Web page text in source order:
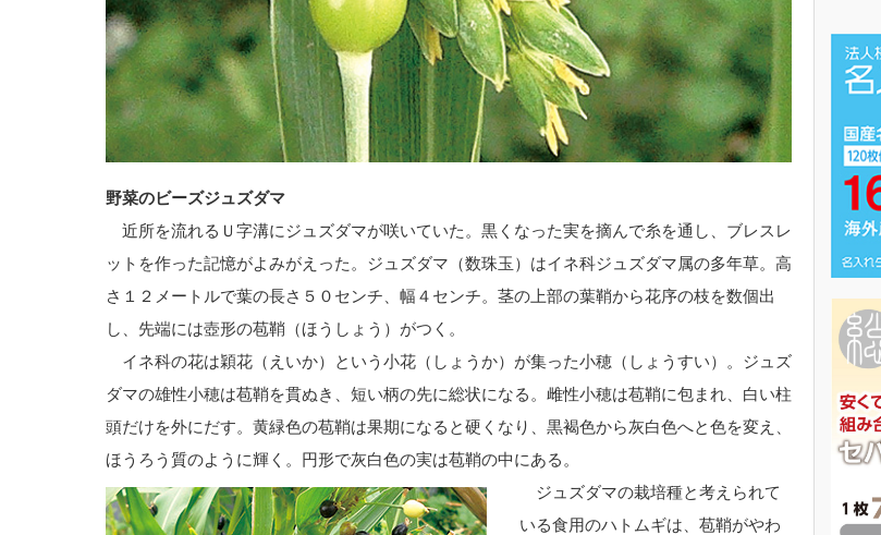
野菜のビーズジュズダマ
近所を流れるＵ字溝にジュズダマが咲いていた。黒くなった実を摘んで糸を通し、ブレスレ
ットを作った記憶がよみがえった。ジュズダマ（数珠玉）はイネ科ジュズダマ属の多年草。高
さ１２メートルで葉の長さ５０センチ、幅４センチ。茎の上部の葉鞘から花序の枝を数個出
し、先端には壺形の苞鞘（ほうしょう）がつく。
イネ科の花は穎花（えいか）という小花（しょうか）が集った小穂（しょうすい）。ジュズ
ダマの雄性小穂は苞鞘を貫ぬき、短い柄の先に総状になる。雌性小穂は苞鞘に包まれ、白い柱
頭だけを外にだす。黄緑色の苞鞘は果期になると硬くなり、黒褐色から灰白色へと色を変え、
ほうろう質のように輝く。円形で灰白色の実は苞鞘の中にある。
ジュズダマの栽培種と考えられて
いる食用のハトムギは、苞鞘がやわ